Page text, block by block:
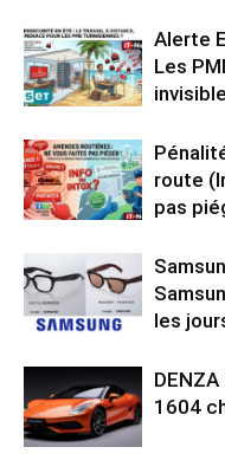
Alerte
Les
route
pas
les
1604